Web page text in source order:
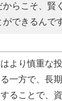
からこそ、賢
ができるんで
より慎重な
一方で、長
ることで、